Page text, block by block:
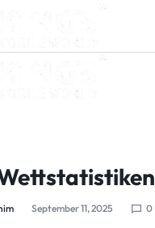
September 11, 2025 0